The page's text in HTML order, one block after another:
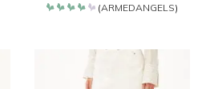
(ARMEDANGELS)